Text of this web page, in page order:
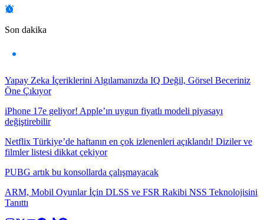
Son dakika
Yapay Zeka İçeriklerini Algılamanızda IQ Değil, Görsel Beceriniz
Öne Çıkıyor
iPhone 17e geliyor! Apple’ın uygun fiyatlı modeli piyasayı
değiştirebilir
Netflix Türkiye’de haftanın en çok izlenenleri açıklandı! Diziler ve
filmler listesi dikkat çekiyor
PUBG artık bu konsollarda çalışmayacak
ARM, Mobil Oyunlar İçin DLSS ve FSR Rakibi NSS Teknolojisini
Tanıttı